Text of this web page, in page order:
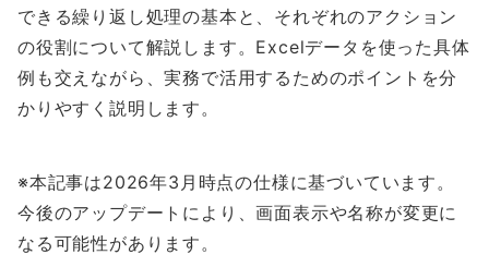
できる繰り返し処理の基本と、それぞれのアクション
の役割について解説します。Excelデータを使った具体
例も交えながら、実務で活用するためのポイントを分
かりやすく説明します。
※本記事は2026年3月時点の仕様に基づいています。
今後のアップデートにより、画面表示や名称が変更に
なる可能性があります。